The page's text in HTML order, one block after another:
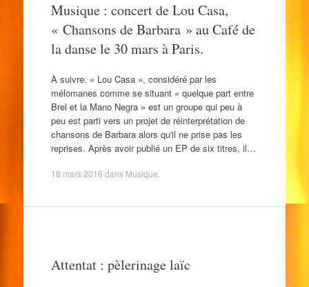
Musique : concert de Lou Casa,
« Chansons de Barbara » au Café de
la danse le 30 mars à Paris.
À suivre. « Lou Casa », considéré par les
mélomanes comme se situant « quelque part entre
Brel et la Mano Negra » est un groupe qui peu à
peu est parti vers un projet de réinterprétation de
chansons de Barbara alors qu'il ne prise pas les
reprises. Après avoir publié un EP de six titres, il…
18 mars 2016 dans Musique
Attentat : pèlerinage laïc